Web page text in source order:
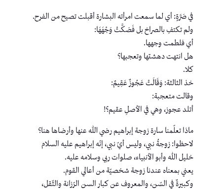
في صَرَّةٍ: أي لما سمعت امرأته البشارة أقبلت تصيح من الفرح.
ولم تكتفِ بالصراخ بل فَصَكَّتْ وَجْهَهَا:
أي فلطمت وجهها.
هل انتهت دهشتها وتعجبها؟
كلا.
خذ الثالثة: وَقَالَتْ عَجُوزٌ عَقِيمٌ:
وقالت متعجبة:
أتلد عجوز، وهي في الأصلِ عقيم؟!
ماذا تعلّمنا سارة زوجة إبراهيم رضي الله عنها وأرضاها هنا؟
لاحظوا: زوجةُ نبي، وليس أيّ نبي، إنّه إبراهيم عليه السلام
خليل الله وأبو الأنبياء، صلوات ربي وسلامه عليه.
يعني بمعناه عندنا زوجة شخصيّة من أعالي القوم.
وكبيرةٌ في السّن، والمعروف عن كبار السن الرّزانة والثّقل،